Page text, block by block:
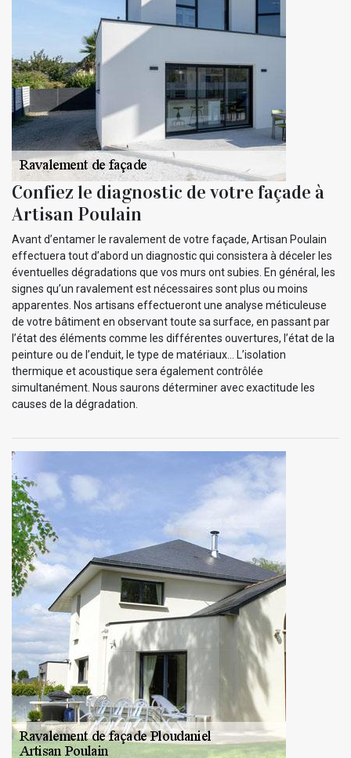
Confiez le diagnostic de votre façade à
Artisan Poulain
Avant d’entamer le ravalement de votre façade, Artisan Poulain
effectuera tout d’abord un diagnostic qui consistera à déceler les
éventuelles dégradations que vos murs ont subies. En général, les
signes qu’un ravalement est nécessaires sont plus ou moins
apparentes. Nos artisans effectueront une analyse méticuleuse
de votre bâtiment en observant toute sa surface, en passant par
l’état des éléments comme les différentes ouvertures, l’état de la
peinture ou de l’enduit, le type de matériaux... L’isolation
thermique et acoustique sera également contrôlée
simultanément. Nous saurons déterminer avec exactitude les
causes de la dégradation.